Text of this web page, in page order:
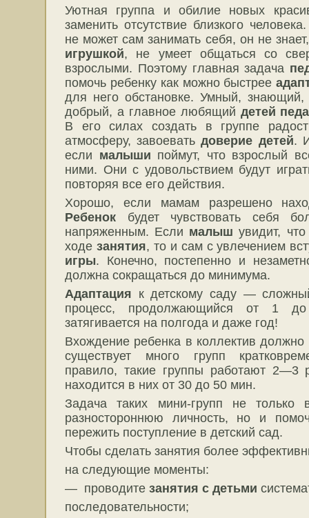
Уютная группа и обилие новых
заменить отсутствие близкого
не может сам занимать себя, он не
игрушкой, не умеет общаться со
взрослыми. Поэтому главная задача
помочь ребенку как можно быстрее
для него обстановке. Умный, знающий,
добрый, а главное любящий детей
В его силах создать в группе
атмосферу, завоеватьдоверие детей.
если малыши поймут, что взрослый
ними. Они с удовольствием будут
повторяя все его действия.
Хорошо, если мамам разрешено
Ребенок будет чувствовать себя
напряженным. Если малыш увидит,
ходе занятия, то и сам с увлечением
игры. Конечно, постепенно и
должна сокращаться до минимума.
Адаптация к детскому саду —
процесс, продолжающийся от 1
затягивается на полгода и даже год!
Вхождение ребенка в коллектив
существует много групп
правило, такие группы работают 2—3
находится в них от 30 до 50 мин.
Задача таких мини-групп не только
разностороннюю личность, но и
пережить поступление в детский сад.
Чтобы сделать занятия более
на следующие моменты:
— проводите занятия с детьми
последовательности;